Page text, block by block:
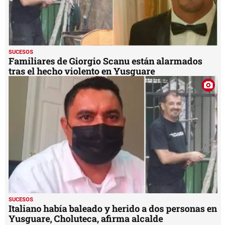
SUCESOS
Familiares de Giorgio Scanu están alarmados
tras el hecho violento en Yusguare
SUCESOS
Italiano había baleado y herido a dos personas en
Yusguare, Choluteca, afirma alcalde